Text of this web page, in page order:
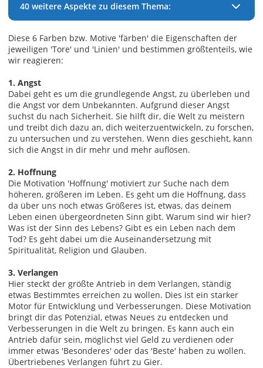
40 weitere Aspekte zu diesem Thema:
Diese 6 Farben bzw. Motive 'färben' die Eigenschaften der
jeweiligen 'Tore' und 'Linien' und bestimmen größtenteils, wie
wir reagieren:
1. Angst
Dabei geht es um die grundlegende Angst, zu überleben und
die Angst vor dem Unbekannten. Aufgrund dieser Angst
suchst du nach Sicherheit. Sie hilft dir, die Welt zu meistern
und treibt dich dazu an, dich weiterzuentwickeln, zu forschen,
zu untersuchen und zu verstehen. Wenn dies geschieht, kann
sich die Angst in dir mehr und mehr auflösen.
2. Hoffnung
Die Motivation 'Hoffnung' motiviert zur Suche nach dem
höheren, größeren im Leben. Es geht um die Hoffnung, dass
da über uns noch etwas Größeres ist, etwas, das deinem
Leben einen übergeordneten Sinn gibt. Warum sind wir hier?
Was ist der Sinn des Lebens? Gibt es ein Leben nach dem
Tod? Es geht dabei um die Auseinandersetzung mit
Spiritualität, Religion und Glauben.
3. Verlangen
Hier steckt der größte Antrieb in dem Verlangen, ständig
etwas Bestimmtes erreichen zu wollen. Dies ist ein starker
Motor für Entwicklung und Verbesserungen. Diese Motivation
bringt dir das Potenzial, etwas Neues zu entdecken und
Verbesserungen in die Welt zu bringen. Es kann auch ein
Antrieb dafür sein, möglichst viel Geld zu verdienen oder
immer etwas 'Besonderes' oder das 'Beste' haben zu wollen.
Übertriebenes Verlangen führt zu Gier.